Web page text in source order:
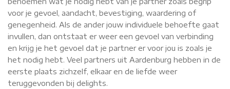
voor je gevoel, aandacht, bevestiging, waardering of
genegenheid. Als de ander jouw individuele behoefte gaat
invullen, dan ontstaat er weer een gevoel van verbinding
en krijg je het gevoel dat je partner er voor jou is zoals je
het nodig hebt. Veel partners uit Aardenburg hebben in de
eerste plaats zichzelf, elkaar en de liefde weer
teruggevonden bij delights.